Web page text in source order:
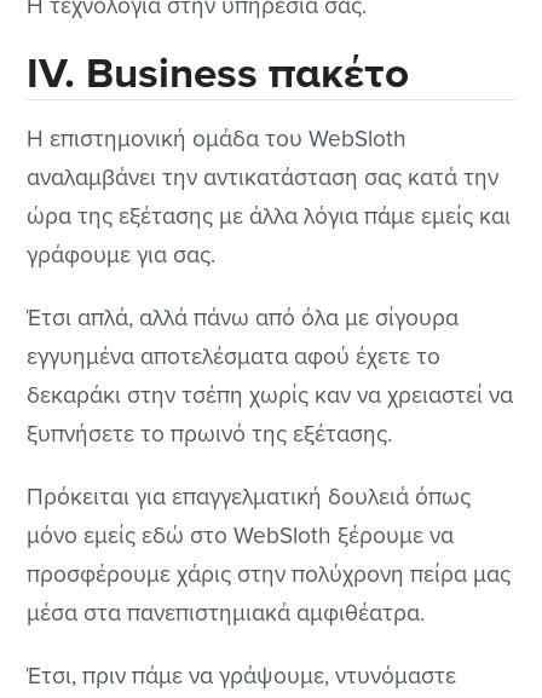
ΙV. Business πακέτο
Η επιστημονική ομάδα του WebSloth
αναλαμβάνει την αντικατάσταση σας κατά την
ώρα της εξέτασης με άλλα λόγια πάμε εμείς και
γράφουμε για σας.
Έτσι απλά, αλλά πάνω από όλα με σίγουρα
εγγυημένα αποτελέσματα αφού έχετε το
δεκαράκι στην τσέπη χωρίς καν να χρειαστεί να
ξυπνήσετε το πρωινό της εξέτασης.
Πρόκειται για επαγγελματική δουλειά όπως
μόνο εμείς εδώ στο WebSloth ξέρουμε να
προσφέρουμε χάρις στην πολύχρονη πείρα μας
μέσα στα πανεπιστημιακά αμφιθέατρα.
Έτσι, πριν πάμε να γράψουμε, ντυνόμαστε